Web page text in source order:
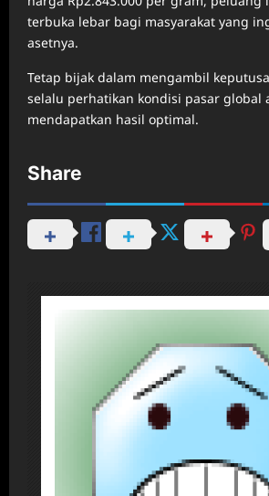
terbuka lebar bagi masyarakat yang
asetnya.
Tetap bijak dalam mengambil
selalu perhatikan kondisi pasar global
mendapatkan hasil optimal.
Share